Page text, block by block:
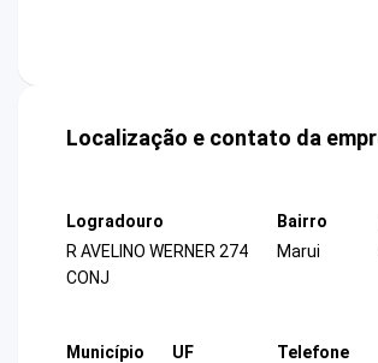
Localização e contato da
Logradouro
R AVELINO WERNER 274
CONJ
Bairro
Marui
Município
UF
Telefone